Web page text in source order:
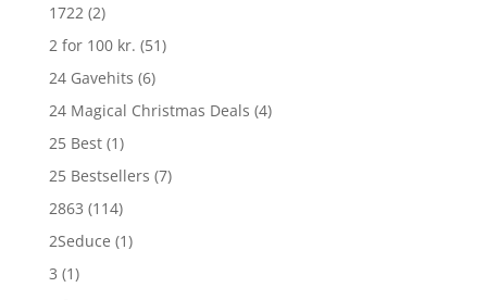
1722 (2)
2 for 100 kr. (51)
24 Gavehits (6)
24 Magical Christmas Deals (4)
25 Best (1)
25 Bestsellers (7)
2863 (114)
2Seduce (1)
3 (1)